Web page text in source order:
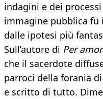
indagini e dei
immagine pubblica
dalle ipotesi più
Sull’autore di Per
che il sacerdote
parroci della forania
e scritto di tutto.